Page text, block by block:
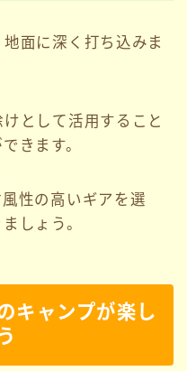
面に深く打ち込みま
として活用すること
きます。
性の高いギアを選
しょう。
キャンプが楽し